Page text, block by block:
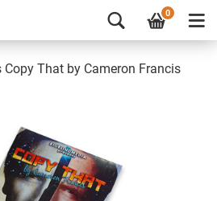
0
That by Cameron Francis